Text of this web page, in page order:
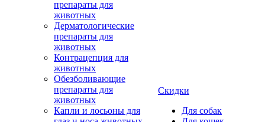
препараты для
животных
Дерматологические
препараты для
животных
Контрацепция для
животных
Обезболивающие
препараты для
животных
Капли и лосьоны для
Скидки
Для собак